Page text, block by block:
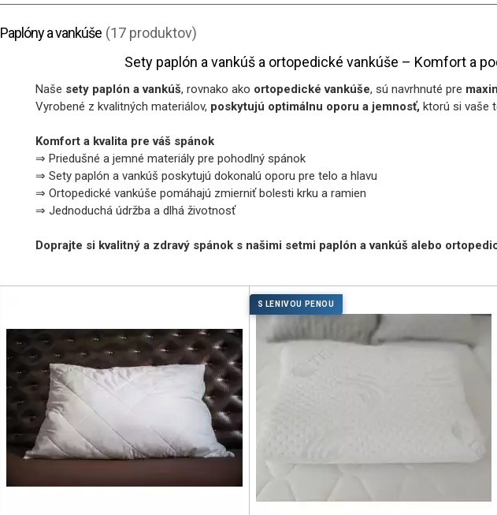
Paplóny a vankúše (17 produktov)
Sety paplón a vankúš a ortopedické vankúše – Komfort a
Naše sety paplón a vankúš, rovnako ako ortopedické vankúše, sú navrhnuté pre
Vyrobené z kvalitných materiálov, poskytujú optimálnu oporu a jemnosť, ktorú si vaše
Komfort a kvalita pre váš spánok
⇒ Priedušné a jemné materiály pre pohodlný spánok
⇒ Sety paplón a vankúš poskytujú dokonalú oporu pre telo a hlavu
⇒ Ortopedické vankúše pomáhajú zmierniť bolesti krku a ramien
⇒ Jednoduchá údržba a dlhá životnosť
Doprajte si kvalitný a zdravý spánok s našimi setmi paplón a vankúš alebo
S LENIVOU PENOU